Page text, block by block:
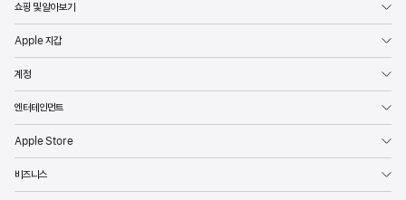
쇼핑 및 알아보기
Apple 지갑
계정
엔터테인먼트
Apple Store
비즈니스